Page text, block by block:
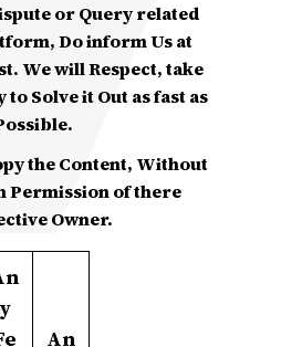
or Query related
Do inform Us at
We will Respect, take
Solve it Out as fast as
the Content, Without
of there
Owner.
y
An